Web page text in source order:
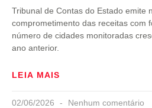
Tribunal de Contas do Estado emite
comprometimento das receitas com
número de cidades monitoradas
ano anterior.
LEIA MAIS
02/06/2026 Nenhum comentário